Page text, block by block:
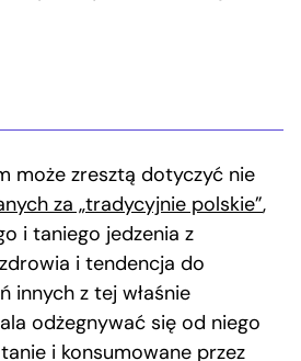
może zresztą dotyczyć nie
za „tradycyjnie polskie”,
i taniego jedzenia z
i tendencja do
innych z tej właśnie
odżegnywać się od niego
i konsumowane przez